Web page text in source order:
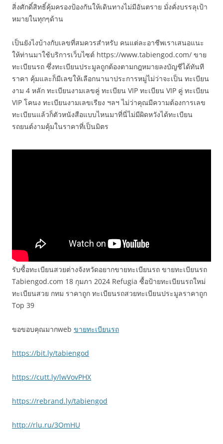
สิ่งศักดิ์สิทธิ์คุ้มครองป้องกันให้เดินทางไม่มีอันตราย มั่งคั่งบรรลุเป้า
หมายในทุกๆด้าน
เป็นยังไงบ้างกับเลขที่สมควรสำหรับ คนแต่ละอาชีพเราเสนอแนะ
ให้ท่านมาใช้บริการเว็บไซต์ https://www.tabiengod.com/ ขาย
ทะเบียนรถ ซึ่งทะเบียนประมูลถูกต้องตามกฎหมายลงบัญชีได้ทันที
ราคา คุ้มและก็มีเลขให้เลือกนานาประการหมู่ไม่ว่าจะเป็น ทะเบียน
งาม 4 หลัก ทะเบียนงามเลขคู่ ทะเบียน VIP ทะเบียน VIP คู่ ทะเบียน
VIP โคนง ทะเบียนงามเลขเรียง ฯลฯ ไม่ว่าคุณมีความต้องการเลข
ทะเบียนแล้วก็ตัวหนังสือแบบไหนมาที่นี่ไม่มีผิดหวังได้ทะเบียน
รถยนต์งามคุ้มในราคาที่เป็นมิตร
รับซื้อทะเบียนสวยต่างจังหวัดอยากขายทะเบียนรถ ขายทะเบียนรถ
Tabiengod.com 18 กุมภา 2024 Refugia ซื้อป้ายทะเบียนรถใหม่
ทะเบียนสวย กทม ราคาถูก ทะเบียนรถสวยทะเบียนประมูลราคาถูก
Top 39
ขอขอบคุณมากweb ขายทะเบียนรถ
https://bit.ly/tabiengod
https://cutt.ly/lwVovPHX
https://rebrand.ly/tabiengod
http://rlu.ru/3OmHU